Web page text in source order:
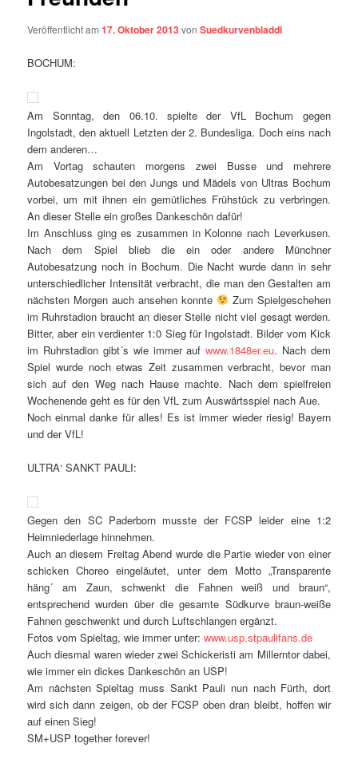
Veröffentlicht am17. Oktober 2013vonSuedkurvenbladdl
BOCHUM:
Am Sonntag, den 06.10. spielte der VfL Bochum gegen
Ingolstadt, den aktuell Letzten der 2. Bundesliga. Doch eins nach
dem anderen…
Am Vortag schauten morgens zwei Busse und mehrere
Autobesatzungen bei den Jungs und Mädels von Ultras Bochum
vorbei, um mit ihnen ein gemütliches Frühstück zu verbringen.
An dieser Stelle ein großes Dankeschön dafür!
Im Anschluss ging es zusammen in Kolonne nach Leverkusen.
Nach dem Spiel blieb die ein oder andere Münchner
Autobesatzung noch in Bochum. Die Nacht wurde dann in sehr
unterschiedlicher Intensität verbracht, die man den Gestalten am
nächsten Morgen auch ansehen konnte
Zum Spielgeschehen
im Ruhrstadion braucht an dieser Stelle nicht viel gesagt werden.
Bitter, aber ein verdienter 1:0 Sieg für Ingolstadt. Bilder vom Kick
im Ruhrstadion gibt´s wie immer aufwww.1848er.eu. Nach dem
Spiel wurde noch etwas Zeit zusammen verbracht, bevor man
sich auf den Weg nach Hause machte. Nach dem spielfreien
Wochenende geht es für den VfL zum Auswärtsspiel nach Aue.
Noch einmal danke für alles! Es ist immer wieder riesig! Bayern
und der VfL!
ULTRA‘ SANKT PAULI:
Gegen den SC Paderborn musste der FCSP leider eine 1:2
Heimniederlage hinnehmen.
Auch an diesem Freitag Abend wurde die Partie wieder von einer
schicken Choreo eingeläutet, unter dem Motto „Transparente
häng´ am Zaun, schwenkt die Fahnen weiß und braun“,
entsprechend wurden über die gesamte Südkurve braun-weiße
Fahnen geschwenkt und durch Luftschlangen ergänzt.
Fotos vom Spieltag, wie immer unter:www.usp.stpaulifans.de
Auch diesmal waren wieder zwei Schickeristi am Millerntor dabei,
wie immer ein dickes Dankeschön an USP!
Am nächsten Spieltag muss Sankt Pauli nun nach Fürth, dort
wird sich dann zeigen, ob der FCSP oben dran bleibt, hoffen wir
auf einen Sieg!
SM+USP together forever!